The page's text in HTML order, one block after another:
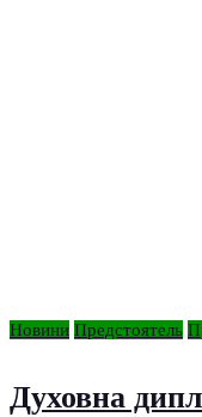
Новини Предстоятель
Духовна